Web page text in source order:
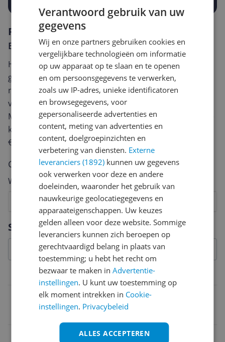
Specificaties
Belangrijkste kenmerken
Gebruikslocatie
Bedieing met app
Reviews
Er zijn nog geen reviews geschreven
Heb jij dit product in bezit en wil je graag je mening
geven? Start dan hieronder met het schrijven van je
review. Afhankelijk van de details duurt het schrijven
van een review gemiddeld tussen de 3 en 10 minuten.
Met jouw mening help je andere bezoekers een betere
keuze te maken én maak je iedere maand kans op
€250,-!
Klik hier voor de actievoorwaarden.
Cijfer
Welk cijfer geef jij dit product?
8
7
6
5
4
3
2
Vraag 1 van 4
Verantwoord gebruik van uw
gegevens
Wij en onze partners gebruiken cookies en
vergelijkbare technologieën om informatie
op uw apparaat op te slaan en te openen
en om persoonsgegevens te verwerken,
zoals uw IP-adres, unieke identificatoren
en browsegegevens, voor
gepersonaliseerde advertenties en
content, meting van advertenties en
content, doelgroepinzichten en
verbetering van diensten. Externe
leveranciers (1892) kunnen uw gegevens
ook verwerken voor deze en andere
doeleinden, waaronder het gebruik van
nauwkeurige geolocatiegegevens en
apparaateigenschappen. Uw keuzes
gelden alleen voor deze website. Sommige
leveranciers kunnen zich beroepen op
gerechtvaardigd belang in plaats van
toestemming; u hebt het recht om
bezwaar te maken inAdvertentie-
instellingen. U kunt uw toestemming op
elk moment intrekken in Cookie-
instellingen. Privacybeleid
ALLES ACCEPTEREN